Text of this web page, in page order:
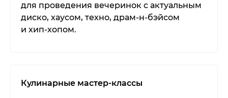
для проведения вечеринок с актуальным
диско, хаусом, техно, драм-н-бэйсом
и хип-хопом.
Кулинарные мастер-классы